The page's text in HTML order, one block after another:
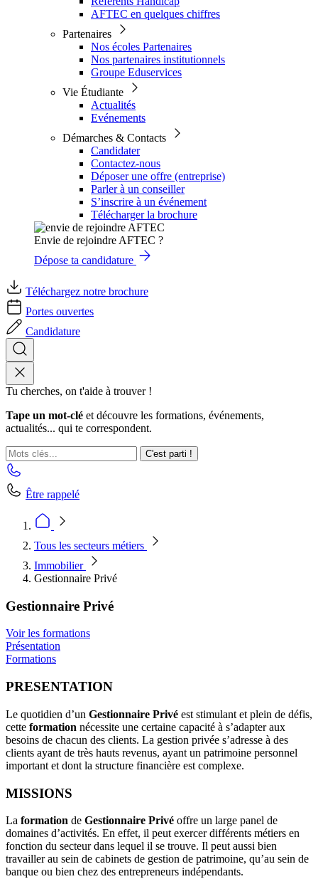
AFTEC en quelques chiffres
Partenaires
Nos écoles Partenaires
Nos partenaires institutionnels
Groupe Eduservices
Vie Étudiante
Actualités
Evénements
Démarches & Contacts
Candidater
Contactez-nous
Déposer une offre (entreprise)
Parler à un conseiller
S’inscrire à un événement
Télécharger la brochure
Envie de rejoindre AFTEC ?
Dépose ta candidature
Téléchargez notre brochure
Portes ouvertes
Candidature
Tu cherches, on t'aide à trouver !
Tape un mot-clé et découvre les formations, événements,
actualités... qui te correspondent.
C'est parti !
Être rappelé
Tous les secteurs métiers
Immobilier
Gestionnaire Privé
Gestionnaire Privé
Voir les formations
Présentation
Formations
PRESENTATION
Le quotidien d’un Gestionnaire Privé est stimulant et plein de défis,
cette formation nécessite une certaine capacité à s’adapter aux
besoins de chacun des clients. La gestion privée s’adresse à des
clients ayant de très hauts revenus, ayant un patrimoine personnel
important et dont la structure financière est complexe.
MISSIONS
La formation de Gestionnaire Privé offre un large panel de
domaines d’activités. En effet, il peut exercer différents métiers en
fonction du secteur dans lequel il se trouve. Il peut aussi bien
travailler au sein de cabinets de gestion de patrimoine, qu’au sein de
banque ou bien chez des entrepreneurs indépendants.